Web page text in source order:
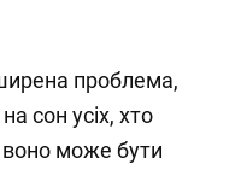
проблема,
сон усіх, хто
воно може бути